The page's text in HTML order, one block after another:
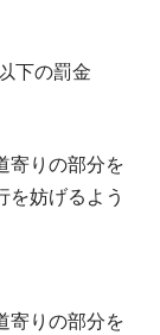
下の罰金
寄りの部分を
を妨げるよう
りの部分を